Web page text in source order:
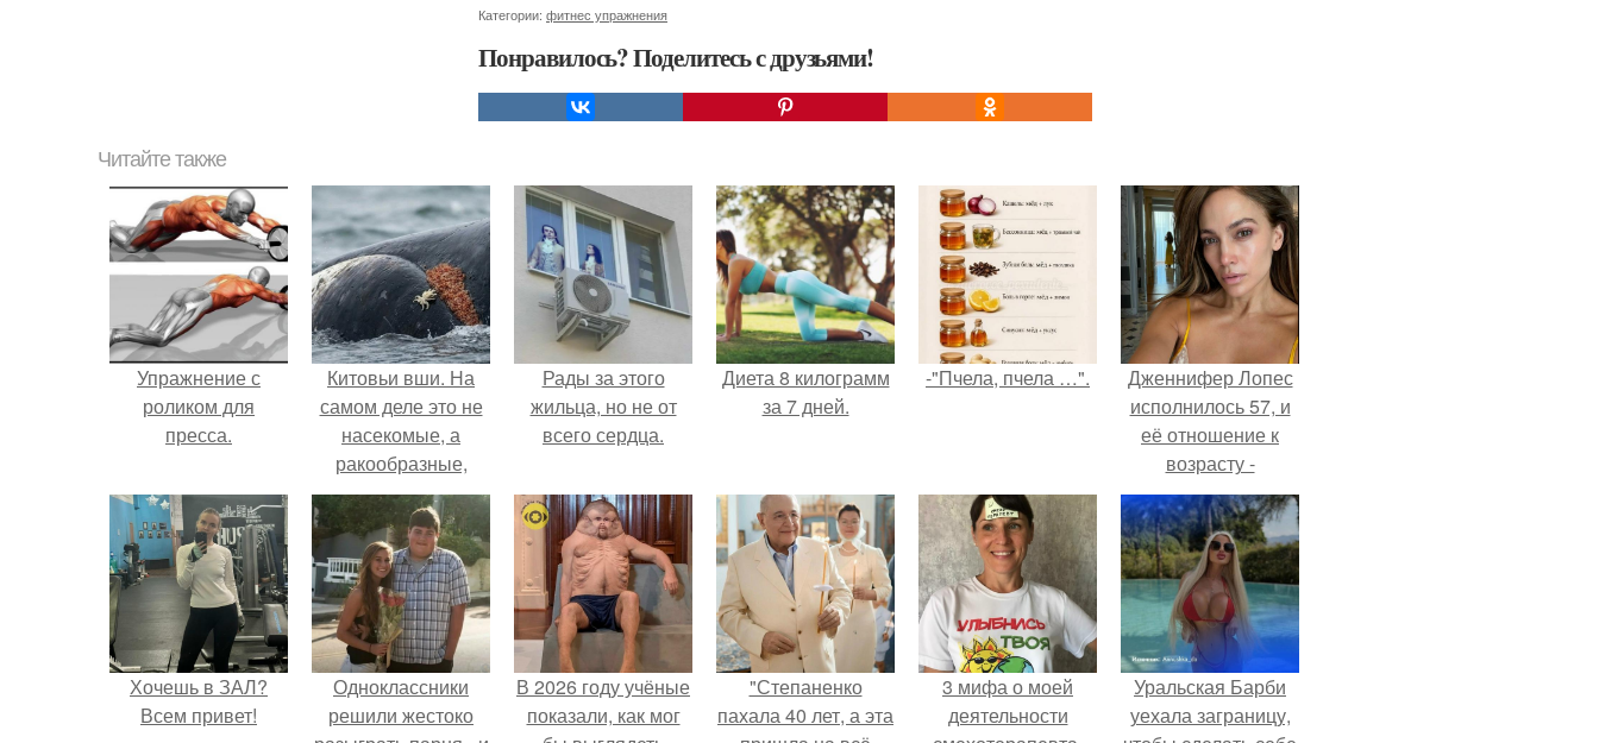
Категории: фитнес упражнения
Понравилось? Поделитесь с друзьями!
Читайте также
Упражнение с
роликом для
пресса.
Китовьи вши. На
самом деле это не
насекомые, а
ракообразные,
относящиеся к
бокоплавам.
Рады за этого
жильца, но не от
всего сердца.
Диета 8 килограмм
за 7 дней.
-"Пчела, пчела …".
Дженнифер Лопес
исполнилось 57, и
её отношение к
возрасту -
настоящий
манифест
уверенности: "не
говорите, что я
отлично выгляжу
для 57.
Хочешь в ЗАЛ?
Всем привет!
Одноклассники
решили жестоко
В 2026 году учёные
показали, как мог
"Степаненко
пахала 40 лет, а эта
3 мифа о моей
деятельности
Уральская Барби
уехала заграницу,